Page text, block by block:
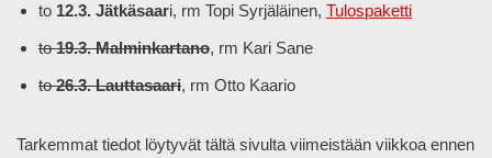
to 12.3. Jätkäsaari, rm Topi Syrjäläinen, Tulospaketti
to19.3. Malminkartano, rm Kari Sane
to26.3. Lauttasaari, rm Otto Kaario
Tarkemmat tiedot löytyvät tältä sivulta viimeistään viikkoa ennen